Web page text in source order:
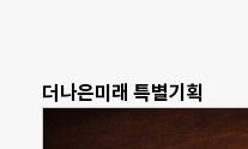
더나은미래 특별기획